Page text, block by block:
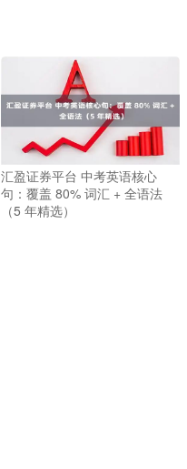
汇盈证券平台 中考英语核心
句：覆盖 80% 词汇 + 全语法
（5 年精选）